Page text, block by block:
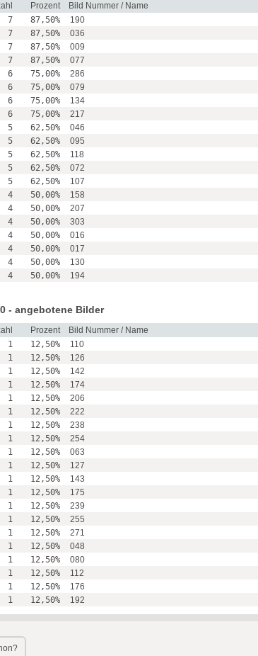
Prozent
Bild Nummer / Name
7
87,50%
190
7
87,50%
036
7
87,50%
009
7
87,50%
077
6
75,00%
286
6
75,00%
079
6
75,00%
134
6
75,00%
217
5
62,50%
046
5
62,50%
095
5
62,50%
118
5
62,50%
072
5
62,50%
107
4
50,00%
158
4
50,00%
207
4
50,00%
303
4
50,00%
016
4
50,00%
017
4
50,00%
130
4
50,00% 194
- angebotene Bilder
Prozent
Bild Nummer / Name
1
12,50%
110
1
12,50%
126
1
12,50%
142
1
12,50%
174
1
12,50%
206
1
12,50%
222
1
12,50%
238
1
12,50%
254
1
12,50%
063
1
12,50%
127
1
12,50%
143
1
12,50%
175
1
12,50%
239
1
12,50%
255
1
12,50%
271
1
12,50%
048
1
12,50%
080
1
12,50%
112
1
12,50%
176
1
12,50% 192